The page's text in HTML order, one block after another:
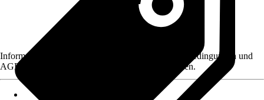
Informationen des Verkäufers, wie z. B. Rückgabebedingungen und
AGB, finden Sie bei Klick auf den Verkäufernamen.